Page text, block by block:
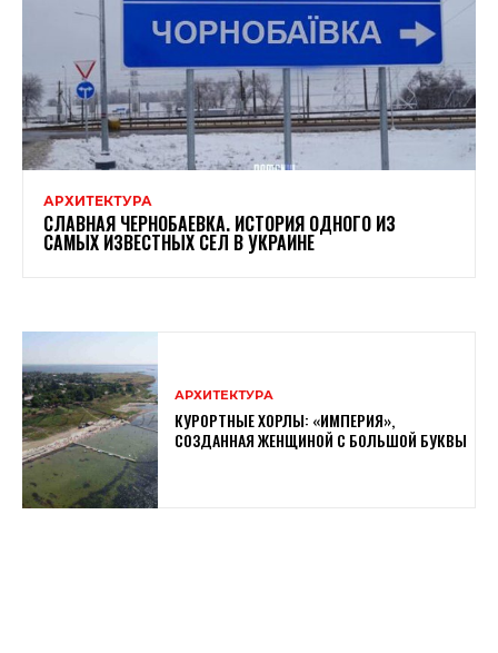
АРХИТЕКТУРА
СЛАВНАЯ ЧЕРНОБАЕВКА. ИСТОРИЯ ОДНОГО ИЗ
САМЫХ ИЗВЕСТНЫХ СЕЛ В УКРАИНЕ
АРХИТЕКТУРА
КУРОРТНЫЕ ХОРЛЫ: «ИМПЕРИЯ»,
СОЗДАННАЯ ЖЕНЩИНОЙ С БОЛЬШОЙ БУКВЫ